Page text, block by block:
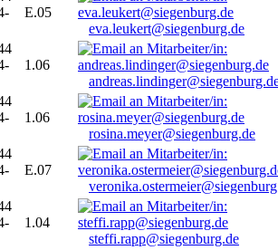
E.05
eva.leukert@siegenburg.de
1.06
1.06
rosina.meyer@siegenburg.de
E.07
1.04
steffi.rapp@siegenburg.de